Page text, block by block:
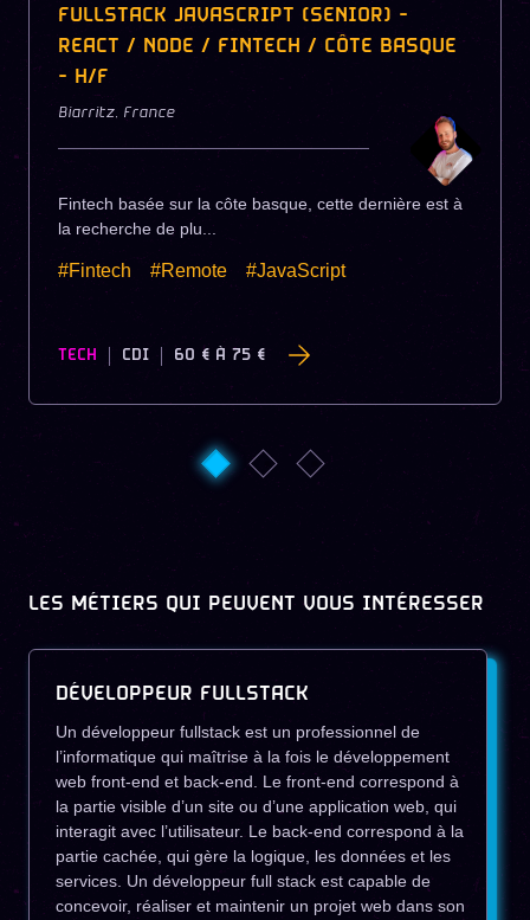
FULLSTACK JAVASCRIPT (SENIOR) -
REACT / NODE / FINTECH / CÔTE BASQUE
- H/F
Biarritz, France
Fintech basée sur la côte basque, cette dernière est à
la recherche de plu...
#Fintech #Remote #JavaScript
TECH CDI 60 € À 75 €
LES MÉTIERS QUI PEUVENT VOUS INTÉRESSER
DÉVELOPPEUR FULLSTACK
Un développeur fullstack est un professionnel de
l’informatique qui maîtrise à la fois le développement
web front-end et back-end. Le front-end correspond à
la partie visible d’un site ou d’une application web, qui
interagit avec l’utilisateur. Le back-end correspond à la
partie cachée, qui gère la logique, les données et les
services. Un développeur full stack est capable de
concevoir, réaliser et maintenir un projet web dans son